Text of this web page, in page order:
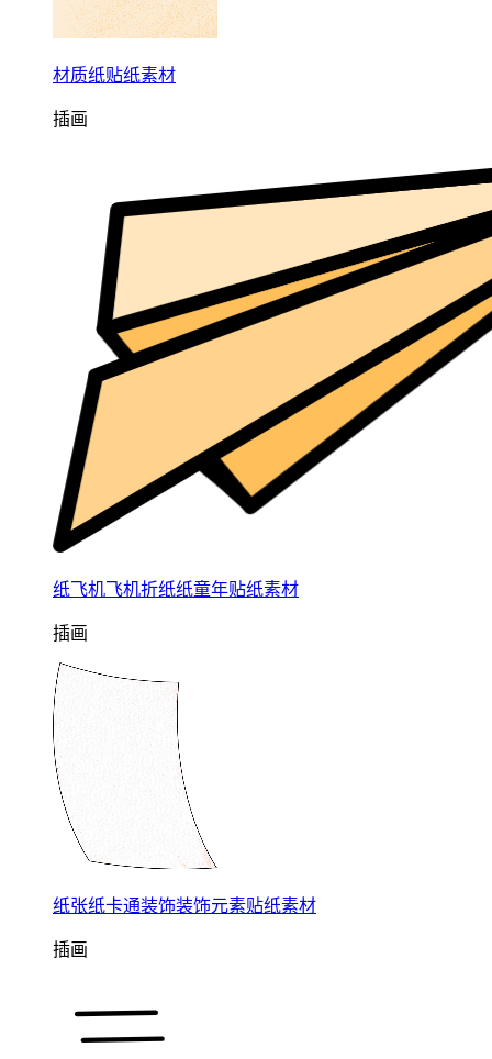
材质纸贴纸素材
插画
纸飞机飞机折纸纸童年贴纸素材
插画
纸张纸卡通装饰装饰元素贴纸素材
插画